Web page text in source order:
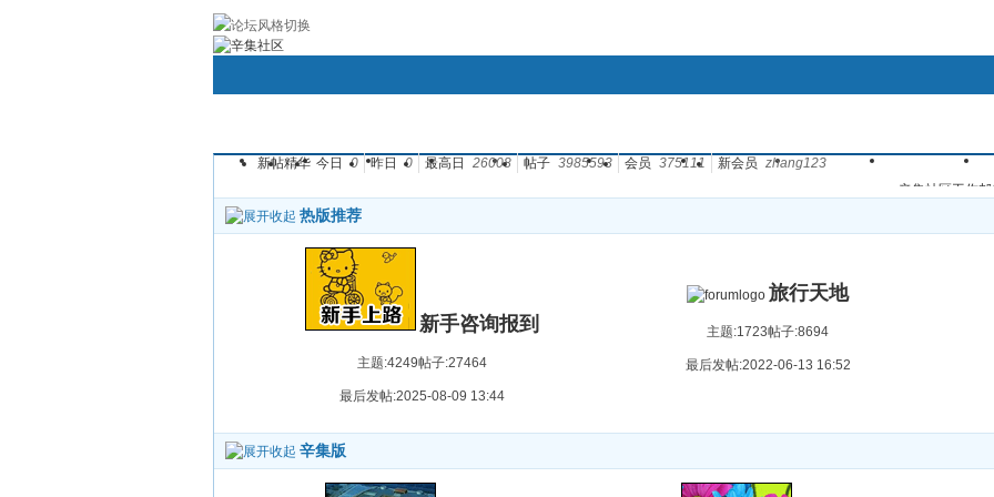
首页 圈子 论坛 群组 辛集微博 心情签到 道具中心 购买辛币 任务中心
用户名： 密码： 登录 注册
找回密码
新帖精华 今日 0 昨日 0 最高日 26008 帖子 3985593 会员 375111 新会员 zhang123
辛集社区工作
关于2011年4月
新版块《驴友
辛集社区<大话
热版推荐
新手咨询报到
主题:4249帖子:27464
最后发帖:2025-08-09 13:44
旅行天地
主题:1723帖子:8694
最后发帖:2022-06-13 16:52
辛集版